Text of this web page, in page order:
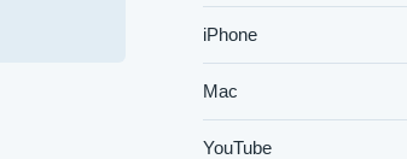
iPhone
Mac
YouTube